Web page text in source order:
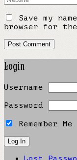
Save my
browser for
Login
Username
Password
Remember Me